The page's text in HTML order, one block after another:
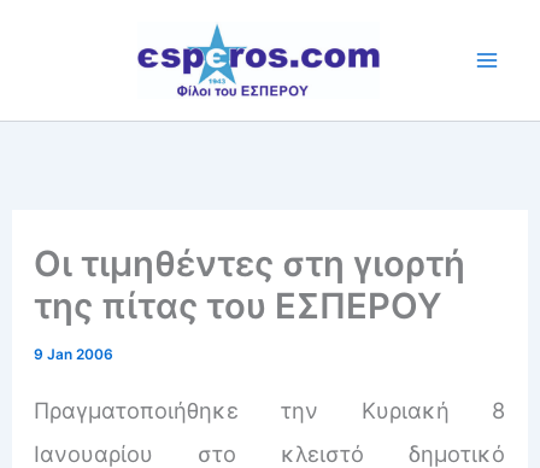
Οι τιμηθέντες στη γιορτή
της πίτας του ΕΣΠΕΡΟΥ
9 Jan 2006
Πραγματοποιήθηκε την Κυριακή 8
Ιανουαρίου στο κλειστό δημοτικό